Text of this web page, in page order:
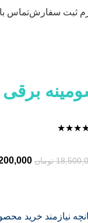
ثبت سفارشتماس
★
★
★
تومان
نیازمند خرید